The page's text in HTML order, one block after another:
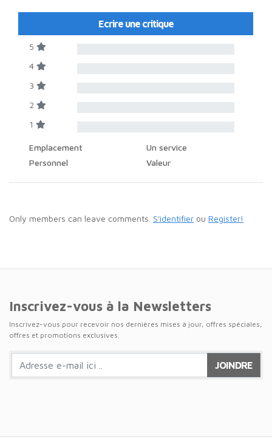
Ecrire une critique
5
4
3
2
1
Emplacement
Un service
Personnel
Valeur
Only members can leave comments. S'identifier ou Register!
Inscrivez-vous à la Newsletters
Inscrivez-vous pour recevoir nos dernières mises à jour, offres spéciales,
offres et promotions exclusives.
JOINDRE